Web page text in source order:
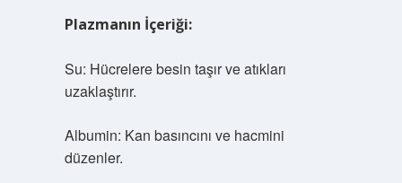
Plazmanın İçeriği:
Su: Hücrelere besin taşır ve atıkları
uzaklaştırır.
Albumin: Kan basıncını ve hacmini
düzenler.